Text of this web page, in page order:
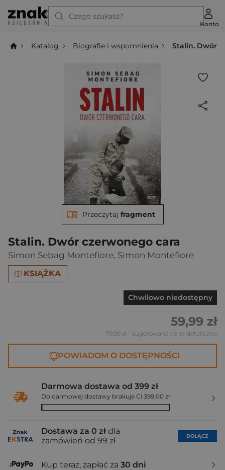
Czego szukasz?
Konto
Katalog Biografie i wspomnienia Stalin. Dwór
Stalin. Dwór czerwonego cara
Simon Sebag Montefiore, Simon Montefiore
KSIĄŻKA
Przeczytaj fragment
Chwilowo niedostępny
59,99 zł
79,99 zł - sugerowana cena detaliczna
POWIADOM O DOSTĘPNOŚCI
Darmowa dostawa od 399 zł
Do darmowej dostawy brakuje Ci 399,00 zł
Dostawa za 0 zł dla
zamówień od 99 zł
DOŁĄCZ
Kup teraz, zapłać za 30 dni